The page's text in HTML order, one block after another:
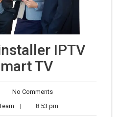
IPTV
TV
No CommentsNo
Guest
Post
| 8:53 pm
pm